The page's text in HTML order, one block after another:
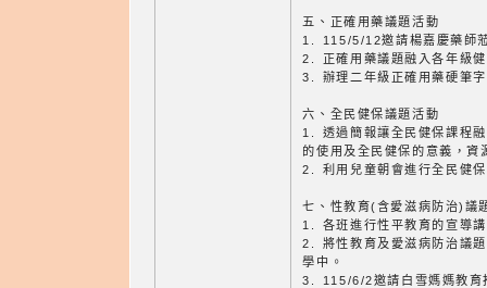
五、正確用藥議題活動
1. 115/5/12邀請楊嘉慶藥師
2. 正確用藥議題融入各年級
3. 辦理二年級正確用藥硬筆
六、全民健保議題活動
1. 透過簡報讓全民健保課程
的使用及全民健保的意義，資
2. 利用兒童朝會進行全民健
七、性教育(含愛滋病防治)議
1. 各班進行性平教育的宣導
2. 將性教育及愛滋病防治議
學中。
3. 115/6/2邀請白雪媽媽教育